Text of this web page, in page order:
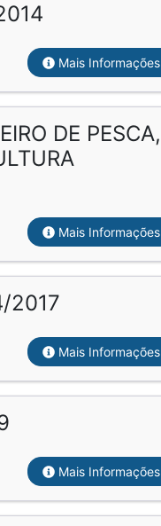
Mais Informações
DE PESCA,
Mais Informações
2017
Mais Informações
Mais Informações